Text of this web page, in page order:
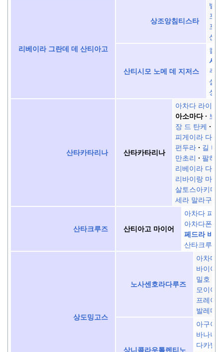
리베이라 그란데 데 산티아고
상조앙침티스타
벨렘
포
포
산
산티시모 노메 데 지저스
칼
시
주
살
상
산타카타리나 산타카타리나
아차다 라이트
아소마다
보
장 드 탄케
피게이라 다스
펀두라
길 비
만초리
팔하
리베이라 다 바
리바이랑 마누
살토스아키마
세라 말라구에
산타크루즈 산티아고 마이어
아차다 파젠
아차다폰타
페드라 바데
산타크루즈
상도밍고스
노사센호라다루즈
아차다
바이아
밀호 브
모이아
프레이
발레다
상니콜라우톨렌티노
아구아
바나나
다카발